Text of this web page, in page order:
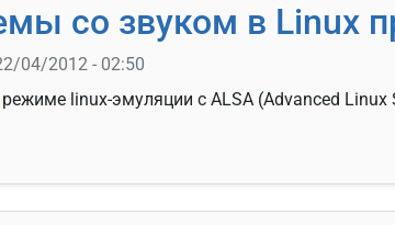
со звуком в Linux
04/2012 - 02:50
linux-эмуляции с ALSA (Advanced Linux
со звуком в Linux программах